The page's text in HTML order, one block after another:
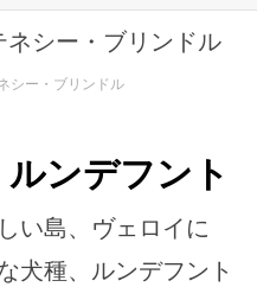
シー・ブリンドル
ンデフント
い島、ヴェロイに
犬種、ルンデフント